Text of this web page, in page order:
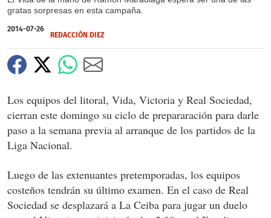
gratas sorpresas en esta campaña.
2014-07-26
REDACCIÓN DIEZ
Los equipos del litoral, Vida, Victoria y Real Sociedad,
cierran este domingo su ciclo de prepararación para darle
paso a la semana previa al arranque de los partidos de la
Liga Nacional.
Luego de las extenuantes pretemporadas, los equipos
costeños tendrán su último examen. En el caso de Real
Sociedad se desplazará a La Ceiba para jugar un duelo